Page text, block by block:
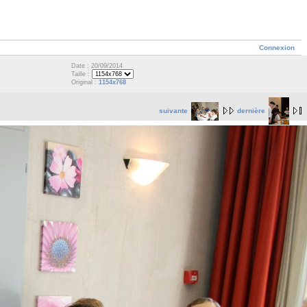
Connexion
Date : 20/09/2014
Taille :
Original : 1154x768
suivante dernière